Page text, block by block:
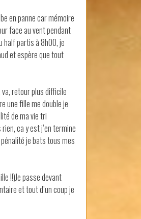
en panne car mémoire
face au vent pendant
half partis à 8h00, je
et espère que tout
va, retour plus difficile
une fille me double je
de ma vie tri
ca y est j’en termine
je bats tous mes
!!)Je passe devant
et tout d’un coup je